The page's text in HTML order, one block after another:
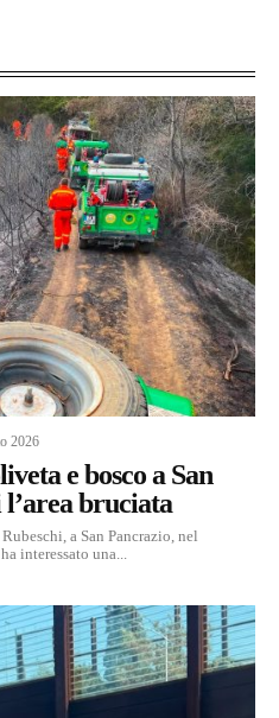
2026
e bosco a San
bruciata
a San Pancrazio, nel
interessato una...